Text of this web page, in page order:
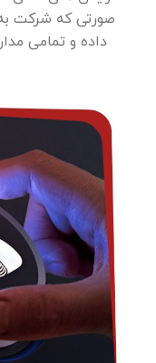
صورتی که شرکت به‌
داده و تمامی